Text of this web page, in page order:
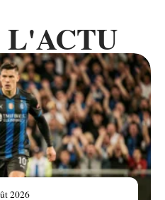
2026